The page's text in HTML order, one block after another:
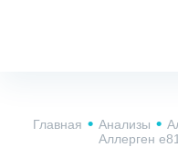
Главная Анализы
Аллерген